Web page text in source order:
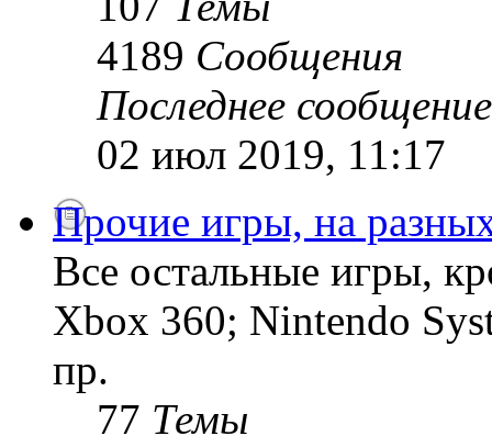
4189 Сообщения
Последнее сообщение
02 июл 2019, 11:17
Прочие игры, на
Все остальные игры,
Xbox 360; Nintendo
пр.
77 Темы